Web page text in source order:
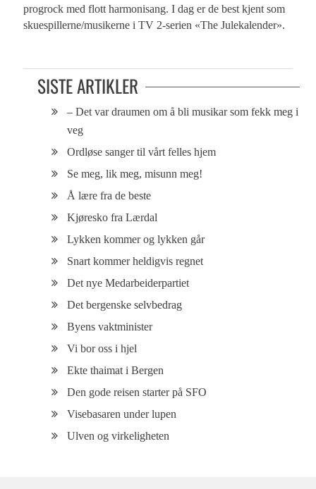
progrock med flott harmonisang. I dag er de best kjent som
skuespillerne/musikerne i TV 2-serien «The Julekalender».
SISTE ARTIKLER
– Det var draumen om å bli musikar som fekk meg i
veg
Ordløse sanger til vårt felles hjem
Se meg, lik meg, misunn meg!
Å lære fra de beste
Kjøresko fra Lærdal
Lykken kommer og lykken går
Snart kommer heldigvis regnet
Det nye Medarbeiderpartiet
Det bergenske selvbedrag
Byens vaktminister
Vi bor oss i hjel
Ekte thaimat i Bergen
Den gode reisen starter på SFO
Visebasaren under lupen
Ulven og virkeligheten